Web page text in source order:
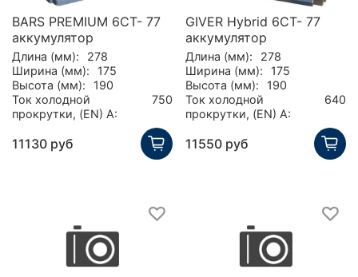
BARS PREMIUM 6СТ- 77
аккумулятор
Длина (мм):
278
Ширина (мм):
175
Высота (мм):
190
Ток холодной
прокрутки, (EN) А:
750
11130 руб
GIVER Hybrid 6СТ- 77
аккумулятор
Длина (мм):
278
Ширина (мм):
175
Высота (мм):
190
Ток холодной
прокрутки, (EN) А:
640
11550 руб